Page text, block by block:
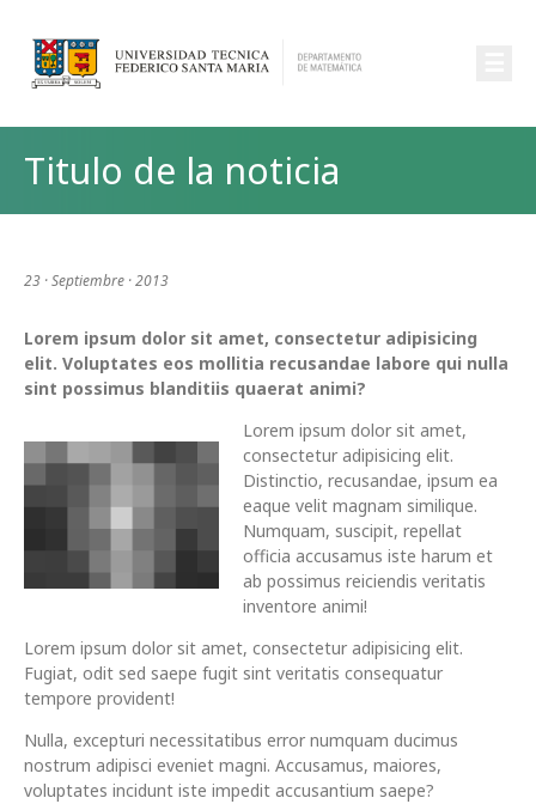
Titulo de la noticia
23 · Septiembre · 2013
Lorem ipsum dolor sit amet, consectetur adipisicing
elit. Voluptates eos mollitia recusandae labore qui nulla
sint possimus blanditiis quaerat animi?
Lorem ipsum dolor sit amet,
consectetur adipisicing elit.
Distinctio, recusandae, ipsum ea
eaque velit magnam similique.
Numquam, suscipit, repellat
officia accusamus iste harum et
ab possimus reiciendis veritatis
inventore animi!
Lorem ipsum dolor sit amet, consectetur adipisicing elit.
Fugiat, odit sed saepe fugit sint veritatis consequatur
tempore provident!
Nulla, excepturi necessitatibus error numquam ducimus
nostrum adipisci eveniet magni. Accusamus, maiores,
voluptates incidunt iste impedit accusantium saepe?